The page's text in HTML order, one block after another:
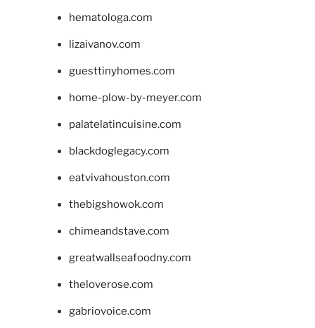
hematologa.com
lizaivanov.com
guesttinyhomes.com
home-plow-by-meyer.com
palatelatincuisine.com
blackdoglegacy.com
eatvivahouston.com
thebigshowok.com
chimeandstave.com
greatwallseafoodny.com
theloverose.com
gabriovoice.com